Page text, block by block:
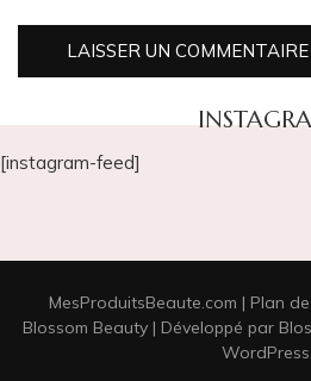
[instagram-feed]
MesProduitsBeaute.com | Plan
Blossom Beauty | Développé par
WordPress